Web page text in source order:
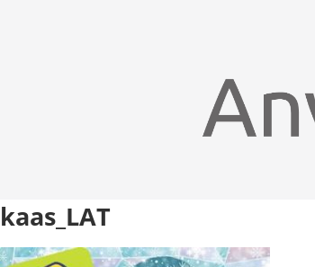
kaas_LAT